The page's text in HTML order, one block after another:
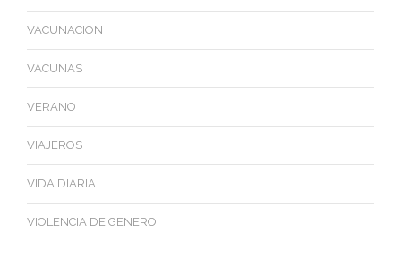
VACUNACION
VACUNAS
VERANO
VIAJEROS
VIDA DIARIA
VIOLENCIA DE GENERO